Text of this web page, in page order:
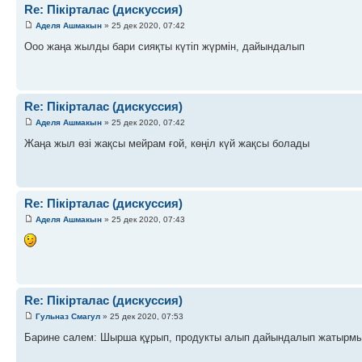
Re: Пікірталас (дискуссия)
Аделя Ашмакын » 25 дек 2020, 07:42
Ооо жаңа жылды бари сияқты күтіп жүрмін, дайындалып
Re: Пікірталас (дискуссия)
Аделя Ашмакын » 25 дек 2020, 07:42
Жаңа жыл өзі жақсы мейрам ғой, көңіл күй жақсы болады
Re: Пікірталас (дискуссия)
Аделя Ашмакын » 25 дек 2020, 07:43
Re: Пікірталас (дискуссия)
Гульназ Смагул » 25 дек 2020, 07:53
Барине салем: Шырша құрып, продукты алып дайындалып